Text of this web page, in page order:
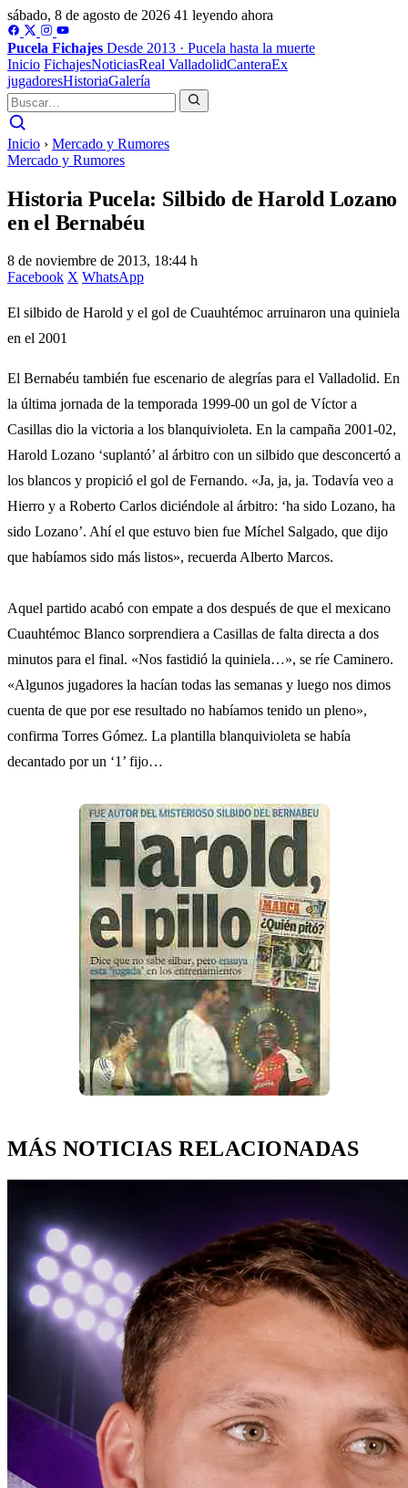
sábado, 8 de agosto de 2026 41 leyendo ahora
Pucela Fichajes Desde 2013 · Pucela hasta la muerte
Inicio FichajesNoticiasReal ValladolidCanteraEx
jugadoresHistoriaGalería
Inicio › Mercado y Rumores
Mercado y Rumores
Historia Pucela: Silbido de Harold Lozano
en el Bernabéu
8 de noviembre de 2013, 18:44 h
Facebook X WhatsApp
El silbido de Harold y el gol de Cuauhtémoc arruinaron una quiniela
en el 2001
El Bernabéu también fue escenario de alegrías para el Valladolid. En
la última jornada de la temporada 1999-00 un gol de Víctor a
Casillas dio la victoria a los blanquivioleta. En la campaña 2001-02,
Harold Lozano ‘suplantó’ al árbitro con un silbido que desconcertó a
los blancos y propició el gol de Fernando. «Ja, ja, ja. Todavía veo a
Hierro y a Roberto Carlos diciéndole al árbitro: ‘ha sido Lozano, ha
sido Lozano’. Ahí el que estuvo bien fue Míchel Salgado, que dijo
que habíamos sido más listos», recuerda Alberto Marcos.
Aquel partido acabó con empate a dos después de que el mexicano
Cuauhtémoc Blanco sorprendiera a Casillas de falta directa a dos
minutos para el final. «Nos fastidió la quiniela…», se ríe Caminero.
«Algunos jugadores la hacían todas las semanas y luego nos dimos
cuenta de que por ese resultado no habíamos tenido un pleno»,
confirma Torres Gómez. La plantilla blanquivioleta se había
decantado por un ‘1’ fijo…
MÁS NOTICIAS RELACIONADAS